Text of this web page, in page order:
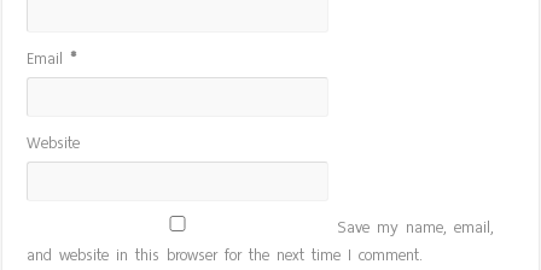
Email*
Website
Save my name, email,
and website in this browser for the next time I comment.